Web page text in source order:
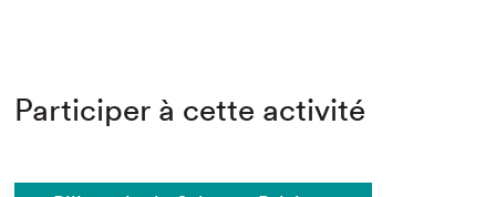
Participer à cette activité